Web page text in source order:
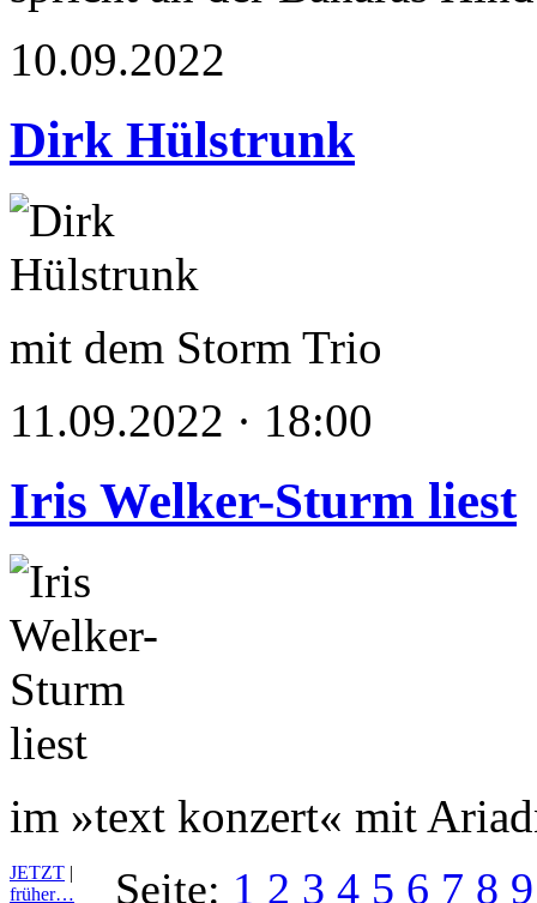
10.09.2022
Dirk Hülstrunk
mit dem Storm Trio
11.09.2022 · 18:00
Iris Welker-Sturm liest
im »text konzert« mit
JETZT |
früher…
Seite: 1 2 3 4 5 6 7 8 9